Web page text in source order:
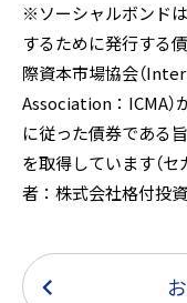
※ソーシャルボンド
するために発行する
際資本市場協会（
Association：ICMA）
に従った債券である
を取得しています（
者：株式会社格付投資